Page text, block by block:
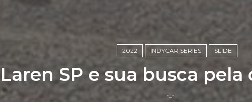
2022 INDYCAR SERIES SLIDE
SP e sua busca
-_-